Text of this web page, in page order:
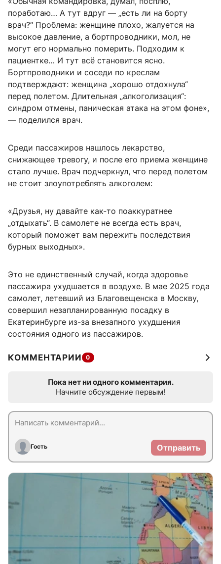
поработаю… А тут вдруг — „есть ли на борту
врач?“ Проблема: женщине плохо, жалуется на
высокое давление, а бортпроводники, мол, не
могут его нормально померить. Подходим к
пациентке… И тут всё становится ясно.
Бортпроводники и соседи по креслам
подтверждают: женщина „хорошо отдохнула“
перед полетом. Длительная „алкоголизация“:
синдром отмены, паническая атака на этом фоне»,
— поделился врач.
Среди пассажиров нашлось лекарство,
снижающее тревогу, и после его приема женщине
стало лучше. Врач подчеркнул, что перед полетом
не стоит злоупотреблять алкоголем:
«Друзья, ну давайте как-то поаккуратнее
„отдыхать“. В самолете не всегда есть врач,
который поможет вам пережить последствия
бурных выходных».
Это не единственный случай, когда здоровье
пассажира ухудшается в воздухе. В мае 2025 года
самолет, летевший из Благовещенска в Москву,
совершил незапланированную посадку в
Екатеринбурге из-за внезапного ухудшения
состояния одного из пассажиров.
КОММЕНТАРИИ 0
Пока нет ни одного комментария.
Начните обсуждение первым!
Гость Отправить